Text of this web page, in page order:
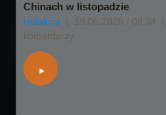
Chinach w listopadzie
redakcja | 19.06.2026 / 08:34 |
komentarzy